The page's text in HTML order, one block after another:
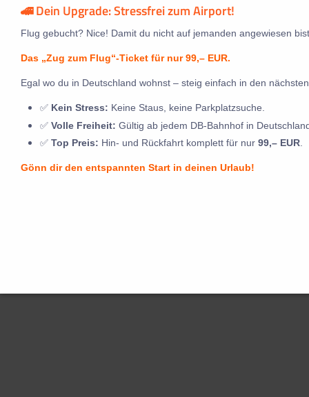
🚄 Dein Upgrade: Stressfrei zum Airport!
Flug gebucht? Nice! Damit du nicht auf jemanden angewiesen
Das „Zug zum Flug“-Ticket für nur 99,– EUR.
Egal wo du in Deutschland wohnst – steig einfach in den
✅ Kein Stress: Keine Staus, keine Parkplatzsuche.
✅ Volle Freiheit: Gültig ab jedem DB-Bahnhof in
✅ Top Preis: Hin- und Rückfahrt komplett für nur 99,– EUR.
Gönn dir den entspannten Start in deinen Urlaub!